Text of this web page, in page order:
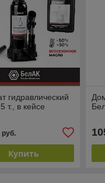
гидравлический
т., в кейсе
руб.
Купить